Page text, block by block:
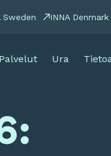
Sweden INNA Denmark
Palvelut Ura